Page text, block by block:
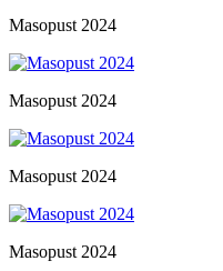
Masopust 2024
Masopust 2024
Masopust 2024
Masopust 2024